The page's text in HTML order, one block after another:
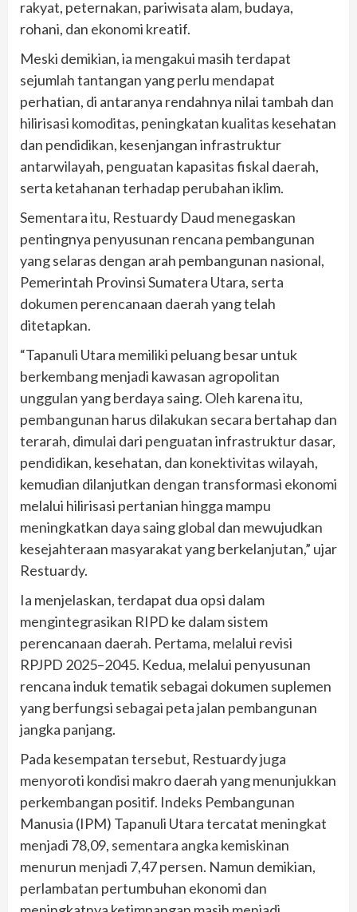
rakyat, peternakan, pariwisata alam, budaya,
rohani, dan ekonomi kreatif.
Meski demikian, ia mengakui masih terdapat
sejumlah tantangan yang perlu mendapat
perhatian, di antaranya rendahnya nilai tambah dan
hilirisasi komoditas, peningkatan kualitas kesehatan
dan pendidikan, kesenjangan infrastruktur
antarwilayah, penguatan kapasitas fiskal daerah,
serta ketahanan terhadap perubahan iklim.
Sementara itu, Restuardy Daud menegaskan
pentingnya penyusunan rencana pembangunan
yang selaras dengan arah pembangunan nasional,
Pemerintah Provinsi Sumatera Utara, serta
dokumen perencanaan daerah yang telah
ditetapkan.
“Tapanuli Utara memiliki peluang besar untuk
berkembang menjadi kawasan agropolitan
unggulan yang berdaya saing. Oleh karena itu,
pembangunan harus dilakukan secara bertahap dan
terarah, dimulai dari penguatan infrastruktur dasar,
pendidikan, kesehatan, dan konektivitas wilayah,
kemudian dilanjutkan dengan transformasi ekonomi
melalui hilirisasi pertanian hingga mampu
meningkatkan daya saing global dan mewujudkan
kesejahteraan masyarakat yang berkelanjutan,” ujar
Restuardy.
Ia menjelaskan, terdapat dua opsi dalam
mengintegrasikan RIPD ke dalam sistem
perencanaan daerah. Pertama, melalui revisi
RPJPD 2025–2045. Kedua, melalui penyusunan
rencana induk tematik sebagai dokumen suplemen
yang berfungsi sebagai peta jalan pembangunan
jangka panjang.
Pada kesempatan tersebut, Restuardy juga
menyoroti kondisi makro daerah yang menunjukkan
perkembangan positif. Indeks Pembangunan
Manusia (IPM) Tapanuli Utara tercatat meningkat
menjadi 78,09, sementara angka kemiskinan
menurun menjadi 7,47 persen. Namun demikian,
perlambatan pertumbuhan ekonomi dan